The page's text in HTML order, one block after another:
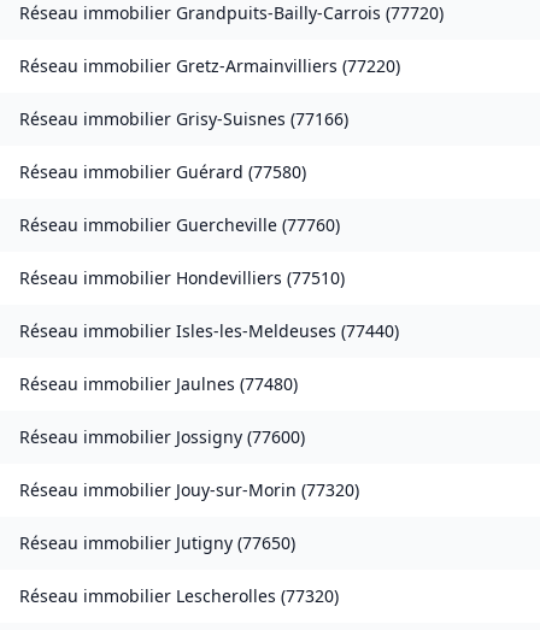
Réseau immobilier Grandpuits-Bailly-Carrois (77720)
Réseau immobilier Gretz-Armainvilliers (77220)
Réseau immobilier Grisy-Suisnes (77166)
Réseau immobilier Guérard (77580)
Réseau immobilier Guercheville (77760)
Réseau immobilier Hondevilliers (77510)
Réseau immobilier Isles-les-Meldeuses (77440)
Réseau immobilier Jaulnes (77480)
Réseau immobilier Jossigny (77600)
Réseau immobilier Jouy-sur-Morin (77320)
Réseau immobilier Jutigny (77650)
Réseau immobilier Lescherolles (77320)